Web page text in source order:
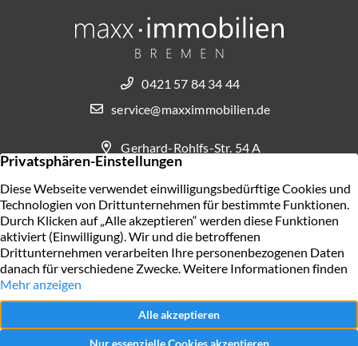
Gerhard-Rohlfs-Str. 54 A
28757 Bremen
0421 57 84 34 44
service@maxximmobilien.de
KONTAKT AUFNEHMEN
AGB Widerrufsbelehrung für Verbraucher
Impressum
Datenschutz